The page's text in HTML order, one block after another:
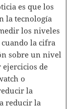
es que los
la tecnología
los niveles
la cifra
sobre un nivel
ejercicios de
o
la
reducir la